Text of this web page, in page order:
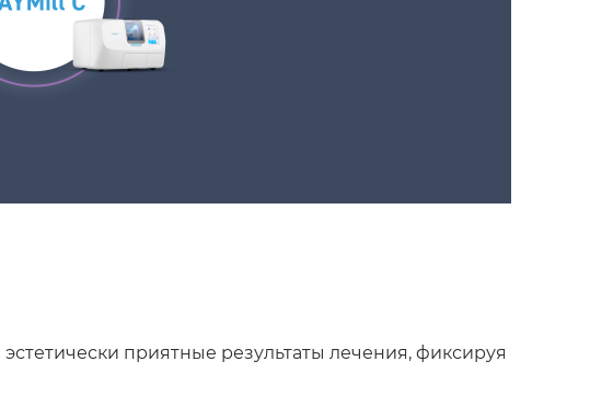
приятные результаты лечения, фиксируя